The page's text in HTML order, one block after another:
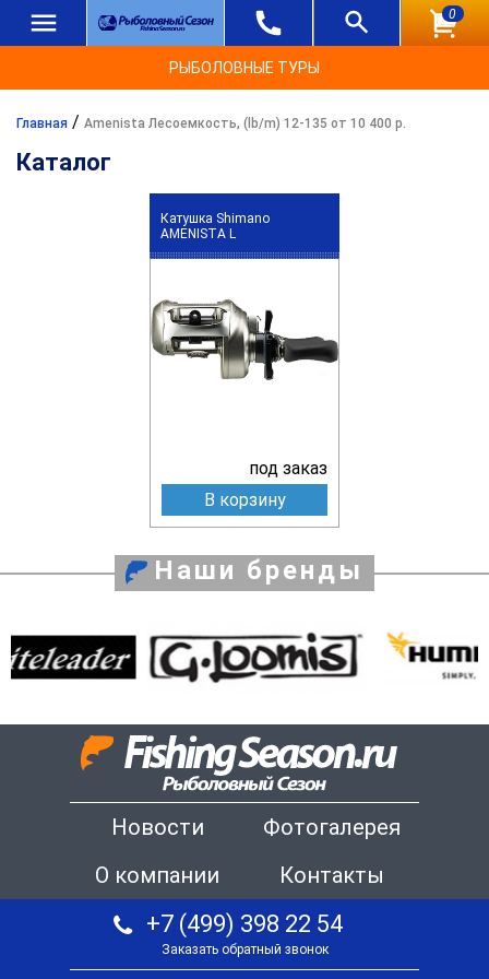
0
РЫБОЛОВНЫЕ ТУРЫ
Главная / Amenista Лесоемкость, (lb/m) 12-135 от 10 400 р.
Каталог
Катушка Shimano
AMENISTA L
под заказ
В корзину
Наши бренды
Новости
Фотогалерея
О компании
Контакты
+7 (499) 398 22 54
Заказать обратный звонок